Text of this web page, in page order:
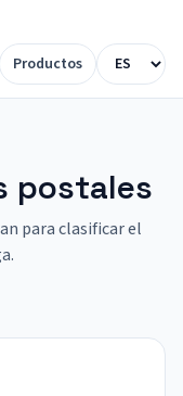
Productos
postales
para clasificar el